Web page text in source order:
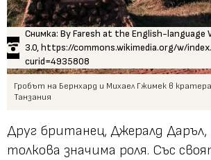
Снимка: By Faresh at the English-language
3.0, https://commons.wikimedia.org/w/
curid=4935808
Гробът на Бернхард и Михаел Гжимек в
Танзания
Друг британец, Джералд Даръл,
толкова значима роля. Със